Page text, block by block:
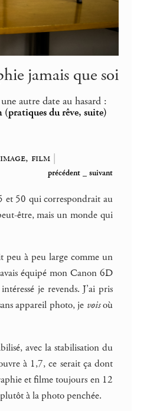
jamais que soi
une autre date au hasard :
du rêve, suite)
film |
précédent _suivant
et 50 qui correspondrait au
être, mais un monde qui
peu à peu large comme un
équipé mon Canon 6D
je revends. J’ai pris
appareil photo, je voisoù
avec la stabilisation du
à 1,7, ce serait ça dont
et filme toujours en 12
à la photo penchée.